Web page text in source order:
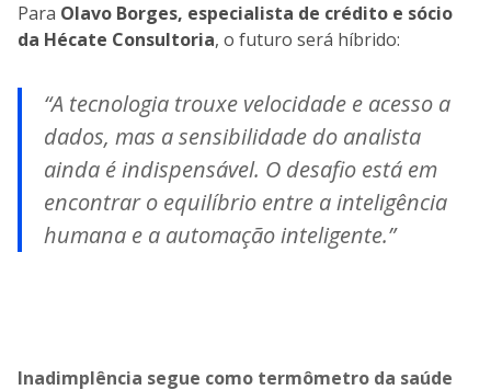
Para Olavo Borges, especialista de crédito e sócio
da Hécate Consultoria, o futuro será híbrido:
“A tecnologia trouxe velocidade e acesso a
dados, mas a sensibilidade do analista
ainda é indispensável. O desafio está em
encontrar o equilíbrio entre a inteligência
humana e a automação inteligente.”
Inadimplência segue como termômetro da saúde